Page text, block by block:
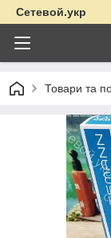
Сетевой.укр
Товари та